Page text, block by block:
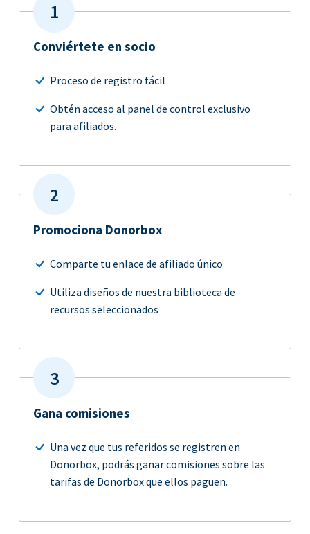
Conviértete en socio
Proceso de registro fácil
Obtén acceso al panel de control exclusivo
para afiliados.
Promociona Donorbox
Comparte tu enlace de afiliado único
Utiliza diseños de nuestra biblioteca de
recursos seleccionados
Gana comisiones
Una vez que tus referidos se registren en
Donorbox, podrás ganar comisiones sobre las
tarifas de Donorbox que ellos paguen.